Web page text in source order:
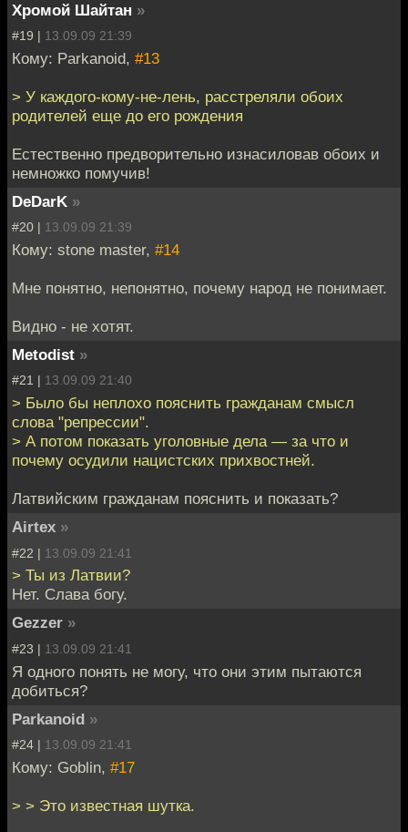
Хромой Шайтан »
#19 | 13.09.09 21:39
Кому: Parkanoid, #13
> У каждого-кому-не-лень, расстреляли обоих
родителей еще до его рождения
Естественно предворительно изнасиловав обоих и
немножко помучив!
DeDarK »
#20 | 13.09.09 21:39
Кому: stone master, #14
Мне понятно, непонятно, почему народ не понимает.
Видно - не хотят.
Metodist »
#21 | 13.09.09 21:40
> Было бы неплохо пояснить гражданам смысл
слова "репрессии".
> А потом показать уголовные дела — за что и
почему осудили нацистских прихвостней.
Латвийским гражданам пояснить и показать?
Airtex »
#22 | 13.09.09 21:41
> Ты из Латвии?
Нет. Слава богу.
Gezzer »
#23 | 13.09.09 21:41
Я одного понять не могу, что они этим пытаются
добиться?
Parkanoid »
#24 | 13.09.09 21:41
Кому: Goblin, #17
> > Это известная шутка.